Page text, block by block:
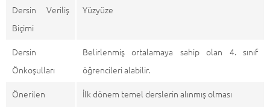
Dersin Veriliş
Biçimi
Yüzyüze
Dersin
Önkoşulları
Belirlenmiş ortalamaya sahip olan 4. sınıf
öğrencileri alabilir.
Önerilen
İlk dönem temel derslerin alınmış olması